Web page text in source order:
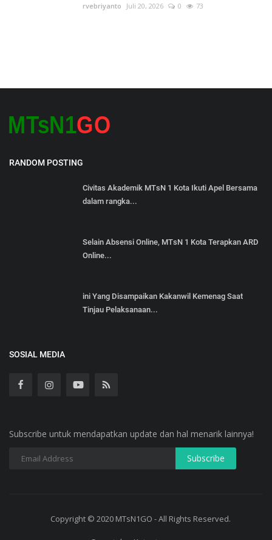
rvebriyanto Juli 20, 2026 0 73
RANDOM POSTING
Civitas Akademik MTsN 1 Kota Ikuti Apel Bersama
dalam rangka...
Selain Absensi Online, MTsN 1 Kota Terapkan ARD
Online...
ini Yang Disampaikan Kakanwil Kemenag Saat
Tinjau Pelaksanaan...
SOSIAL MEDIA
Subscribe untuk mendapatkan update dan hal menarik lainnya!
Copyright © 2020 MTsN1GO - All Rights Reserved.